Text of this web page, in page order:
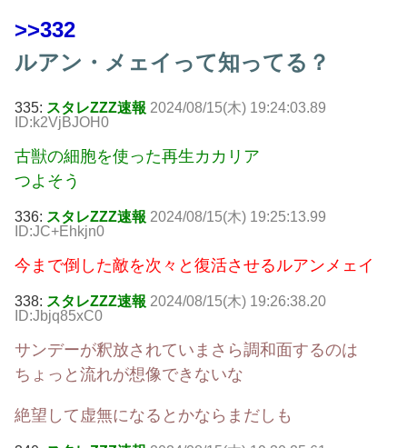
>>332
ルアン・メェイって知ってる？
335: スタレZZZ速報 2024/08/15(木) 19:24:03.89
ID:k2VjBJOH0
古獣の細胞を使った再生カカリア
つよそう
336: スタレZZZ速報 2024/08/15(木) 19:25:13.99
ID:JC+Ehkjn0
今まで倒した敵を次々と復活させるルアンメェイ
338: スタレZZZ速報 2024/08/15(木) 19:26:38.20
ID:Jbjq85xC0
サンデーが釈放されていまさら調和面するのは
ちょっと流れが想像できないな
絶望して虚無になるとかならまだしも